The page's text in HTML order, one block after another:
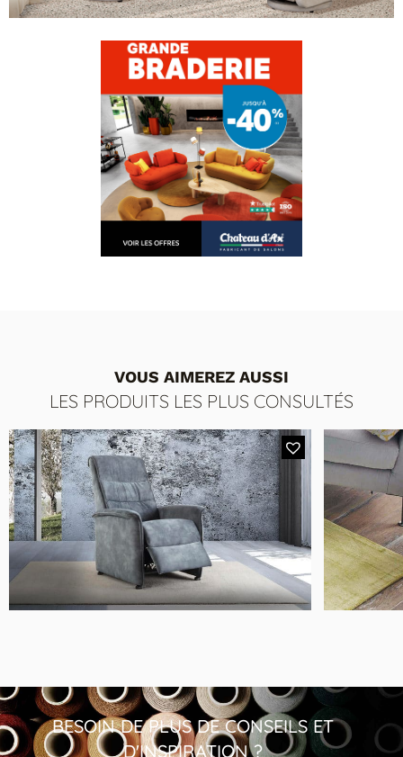
VOUS AIMEREZ AUSSI
LES PRODUITS LES PLUS CONSULTÉS
Fauteuil Relax Tissu Gris Anthracite
BESOIN DE PLUS DE CONSEILS ET
D'INSPIRATION ?